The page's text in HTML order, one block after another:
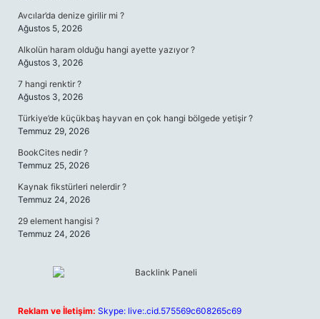
Avcılar’da denize girilir mi ?
Ağustos 5, 2026
Alkolün haram olduğu hangi ayette yazıyor ?
Ağustos 3, 2026
7 hangi renktir ?
Ağustos 3, 2026
Türkiye’de küçükbaş hayvan en çok hangi bölgede yetişir ?
Temmuz 29, 2026
BookCites nedir ?
Temmuz 25, 2026
Kaynak fikstürleri nelerdir ?
Temmuz 24, 2026
29 element hangisi ?
Temmuz 24, 2026
Reklam ve İletişim: Skype: live:.cid.575569c608265c69